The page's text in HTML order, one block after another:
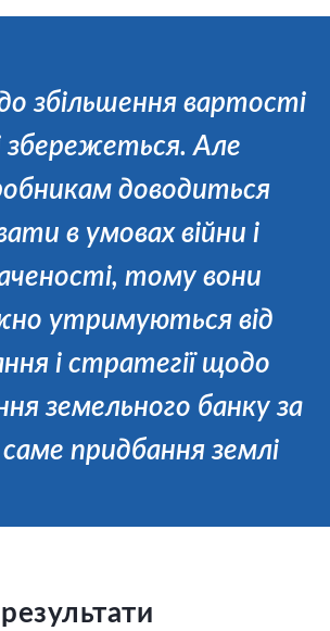
збільшення вартості
збережеться. Але
доводиться
в умовах війни і
тому вони
утримуються від
і стратегії щодо
земельного банку за
придбання землі